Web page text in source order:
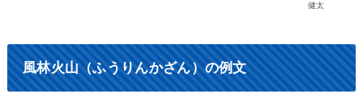
健太
風林火山（ふうりんかざん）の例文